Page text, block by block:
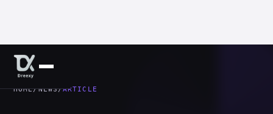
HOME/NEWS/ARTICLE